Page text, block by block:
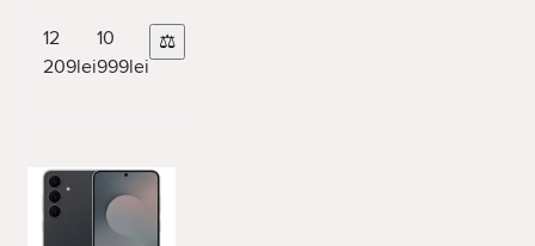
12
209lei
10
999lei
⚖